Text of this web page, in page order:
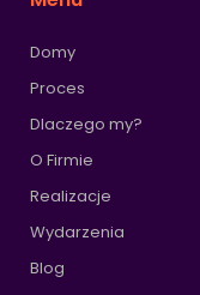
Domy
Proces
Dlaczego my?
O Firmie
Realizacje
Wydarzenia
Blog